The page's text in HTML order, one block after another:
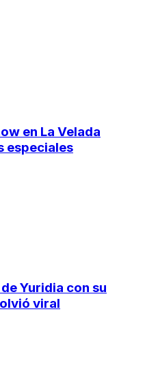
en La Velada
especiales
Yuridia con su
viral